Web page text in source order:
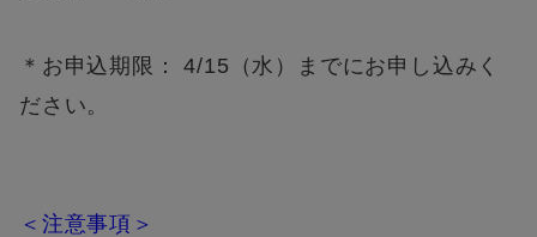
＊お申込期限： 4/15（水）までにお申し込みく
ださい。
＜注意事項＞